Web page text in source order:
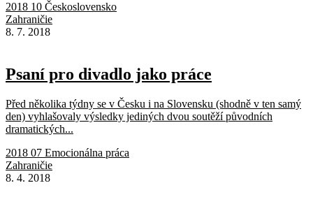
2018 10 Československo
Zahraničie
8. 7. 2018
Psaní pro divadlo jako práce
Před několika týdny se v Česku i na Slovensku (shodně v ten samý
den) vyhlašovaly výsledky jediných dvou soutěží původních
dramatických...
2018 07 Emocionálna práca
Zahraničie
8. 4. 2018